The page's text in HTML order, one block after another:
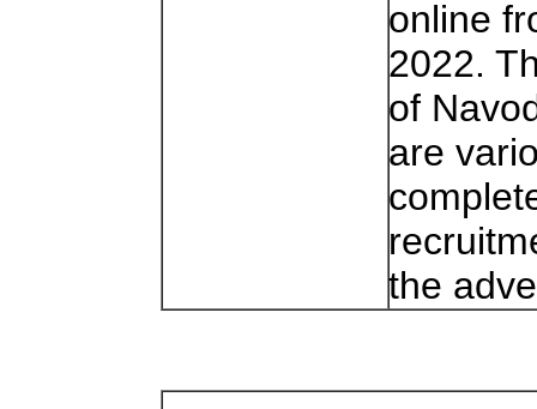
online
2022.
of
are
the